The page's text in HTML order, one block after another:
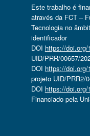
Este trabalho é
através da FCT –
Tecnologia no
identificador
DOI https://doi.org/
UID/PRR/00657/
DOI https://doi.org/
projeto UID/PRR2/
DOI https://doi.org/
Financiado pela